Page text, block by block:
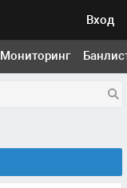
Вход
Мониторинг